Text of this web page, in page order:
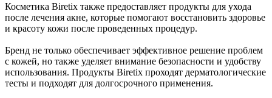
Косметика Biretix также предоставляет продукты для ухода
после лечения акне, которые помогают восстановить здоровье
и красоту кожи после проведенных процедур.
Бренд не только обеспечивает эффективное решение проблем
с кожей, но также уделяет внимание безопасности и удобству
использования. Продукты Biretix проходят дерматологические
тесты и подходят для долгосрочного применения.